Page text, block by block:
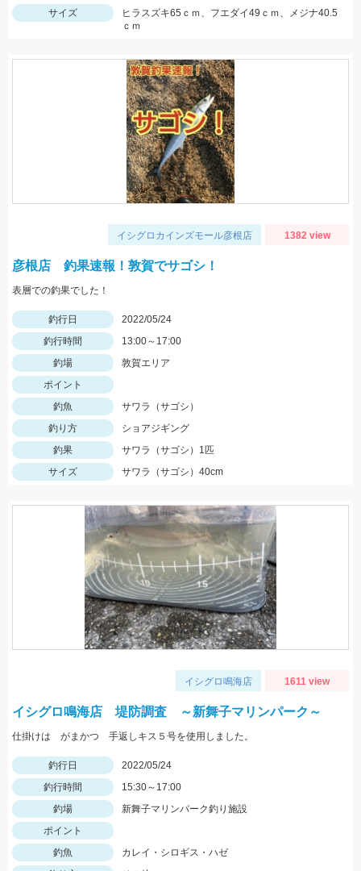
サイズ
ヒラスズキ65ｃｍ、フエダイ49ｃｍ、メジナ40.5
ｃｍ
イシグロカインズモール彦根店 1382 view
彦根店 釣果速報！敦賀でサゴシ！
表層での釣果でした！
釣行日
2022/05/24
釣行時間
13:00～17:00
釣場
敦賀エリア
ポイント
釣魚
サワラ（サゴシ）
釣り方
ショアジギング
釣果
サワラ（サゴシ）1匹
サイズ
サワラ（サゴシ）40cm
イシグロ鳴海店 1611 view
イシグロ鳴海店 堤防調査 ～新舞子マリンパーク～
仕掛けは がまかつ 手返しキス５号を使用しました。
釣行日
2022/05/24
釣行時間
15:30～17:00
釣場
新舞子マリンパーク釣り施設
ポイント
釣魚
カレイ・シロギス・ハゼ